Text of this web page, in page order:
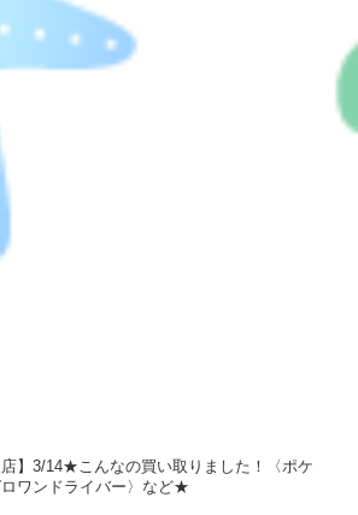
店】3/14★こんなの買い取りました！〈ポケ
ワンドライバー〉など★